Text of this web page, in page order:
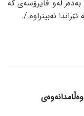
لەو ڤایرۆسەی کە
نەبینراوە./.